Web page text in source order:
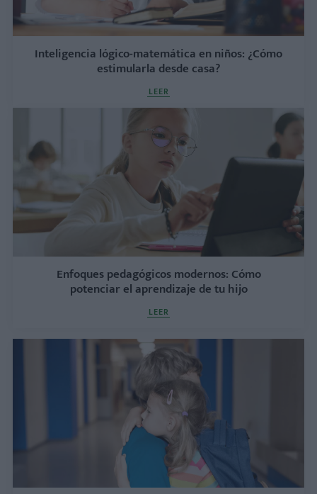
Inteligencia lógico-matemática en niños: ¿Cómo
estimularla desde casa?
LEER
Enfoques pedagógicos modernos: Cómo
potenciar el aprendizaje de tu hijo
LEER